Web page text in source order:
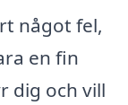
något fel,
en fin
dig och vill